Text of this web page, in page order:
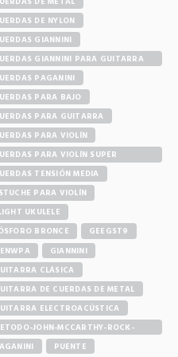
DE NYLON
GIANNINI
GIANNINI PARA GUITARRA
PAGANINI
PARA BAJO
PARA GUITARRA
PARA VIOLÍN
PARA VIOLÍN SUPER
TENSIÓN MEDIA
PARA VIOLÍN
UKULELE
BRONCE
GEEGST9
GIANNINI
CLÁSICA
DE CUERDAS DE METAL
ELECTROACÚSTICA
JOHN-MCCARTHY-ROCK-
PUENTE